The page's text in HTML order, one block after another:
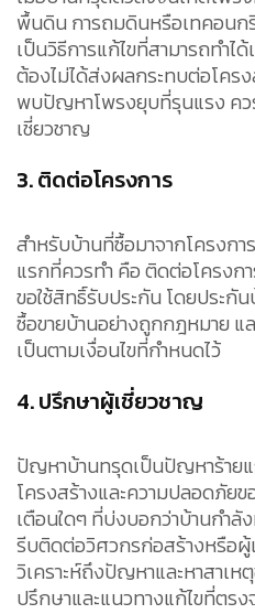
พื้นดิน การถมดินหรือเทคอน
เป็นวิธีการแก้ไขที่สามารถทำ
ต้องไม่ได้ส่งผลกระทบต่อโคร
พบปัญหาโพรงยุบที่รุนแรง คว
เชี่ยวชาญ
3. ติดต่อโครงการ
สำหรับบ้านที่ซื้อมาจากโครงก
แรกที่ควรทำ คือ ติดต่อโครงก
ขอใช้สิทธิ์รับประกัน โดยประกั
ซื้อขายบ้านอย่างถูกกฎหมาย แ
เป็นตามเงื่อนไขที่กำหนดไว้
4. ปรึกษาผู้เชี่ยวชาญ
ปัญหาบ้านทรุดเป็นปัญหาร้าย
โครงสร้างและความปลอดภั
เตือนใดๆ ที่บ่งบอกว่าบ้านกำลั
รีบติดต่อวิศวกรก่อสร้างหรือ
วิเคราะห์ถึงปัญหาและหาสาเ
ปรึกษาและแนวทางแก้ไขที่ตร